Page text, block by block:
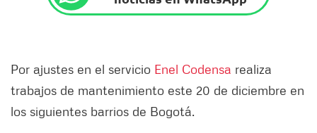
Por ajustes en el servicio Enel Codensa realiza
trabajos de mantenimiento este 20 de diciembre en
los siguientes barrios de Bogotá.